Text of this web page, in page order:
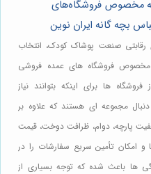
مخصوص فروشگاه‌های
بچه گانه ایران نوین
صنعت پوشاک کودک، انتخاب
مخصوص فروشگاه های عمده فروشی
ها برای اینکه بتوانند نیاز
مجموعه ای هستند که علاوه بر
پارچه، دوام، ظرافت دوخت، قیمت
امکان تأمین سریع سفارشات را در
ها باعث شده که توجه بسیاری از